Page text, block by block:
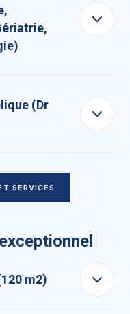
(Dr
SERVICES
m2)